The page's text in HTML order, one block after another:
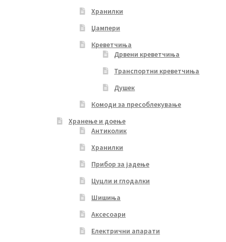
Хранилки
Џампери
Креветчиња
Дрвени креветчиња
Транспортни креветчиња
Душек
Комоди за пресоблекување
Хранење и доење
Антиколик
Хранилки
Прибор за јадење
Цуцли и глодалки
Шишиња
Аксесоари
Електрични апарати